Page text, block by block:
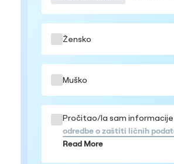
Žensko
Muško
Pročitao/la sam informacije
odredbe o zaštiti ličnih
Prihvatam da se moji podaci
Read More